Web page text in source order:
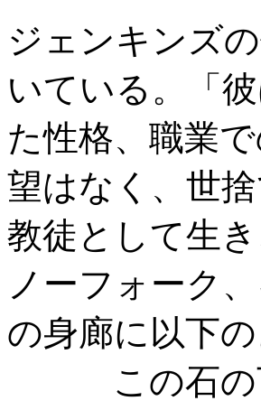
ジェンキンズ
いている。「
た性格、職業
望はなく、世
教徒として生
ノーフォーク
の身廊に以下
この石の下